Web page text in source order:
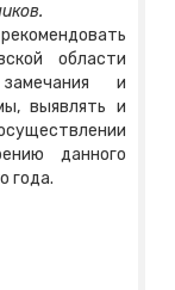
области
и
выявлять и
данного
года.